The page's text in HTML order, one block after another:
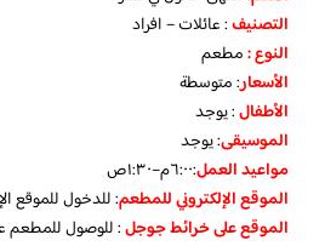
التصنيف: عائلات – افراد
النوع :مطعم
الأسعار:متوسطة
الأطفال:يوجد
الموسيقى:يوجد
مواعيد العمل:٦:٠٠م–١:٣٠ص
الموقع الإلكتروني للمطعم: للدخول للموقع
الموقع على خرائط جوجل: للوصول للمطعم